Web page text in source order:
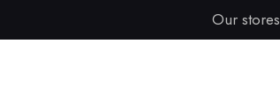
Our stores